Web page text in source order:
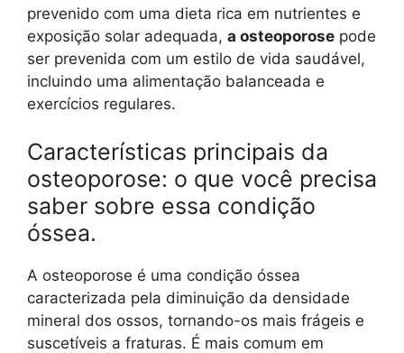
prevenido com uma dieta rica em nutrientes e
exposição solar adequada, a osteoporose pode
ser prevenida com um estilo de vida saudável,
incluindo uma alimentação balanceada e
exercícios regulares.
Características principais da
osteoporose: o que você precisa
saber sobre essa condição
óssea.
A osteoporose é uma condição óssea
caracterizada pela diminuição da densidade
mineral dos ossos, tornando-os mais frágeis e
suscetíveis a fraturas. É mais comum em